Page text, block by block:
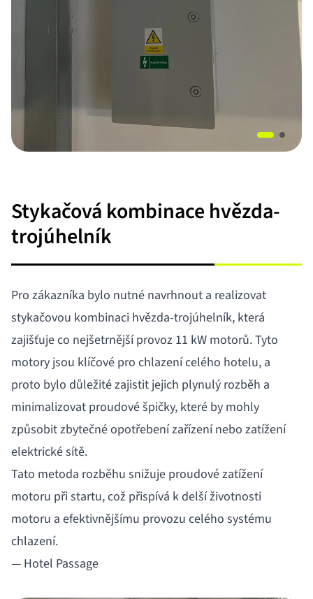
2
Stykačová kombinace hvězda-
trojúhelník
Pro zákazníka bylo nutné navrhnout a realizovat
stykačovou kombinaci hvězda-trojúhelník, která
zajišťuje co nejšetrnější provoz 11 kW motorů. Tyto
motory jsou klíčové pro chlazení celého hotelu, a
proto bylo důležité zajistit jejich plynulý rozběh a
minimalizovat proudové špičky, které by mohly
způsobit zbytečné opotřebení zařízení nebo zatížení
elektrické sítě.
Tato metoda rozběhu snižuje proudové zatížení
motoru při startu, což přispívá k delší životnosti
motoru a efektivnějšímu provozu celého systému
chlazení.
— Hotel Passage